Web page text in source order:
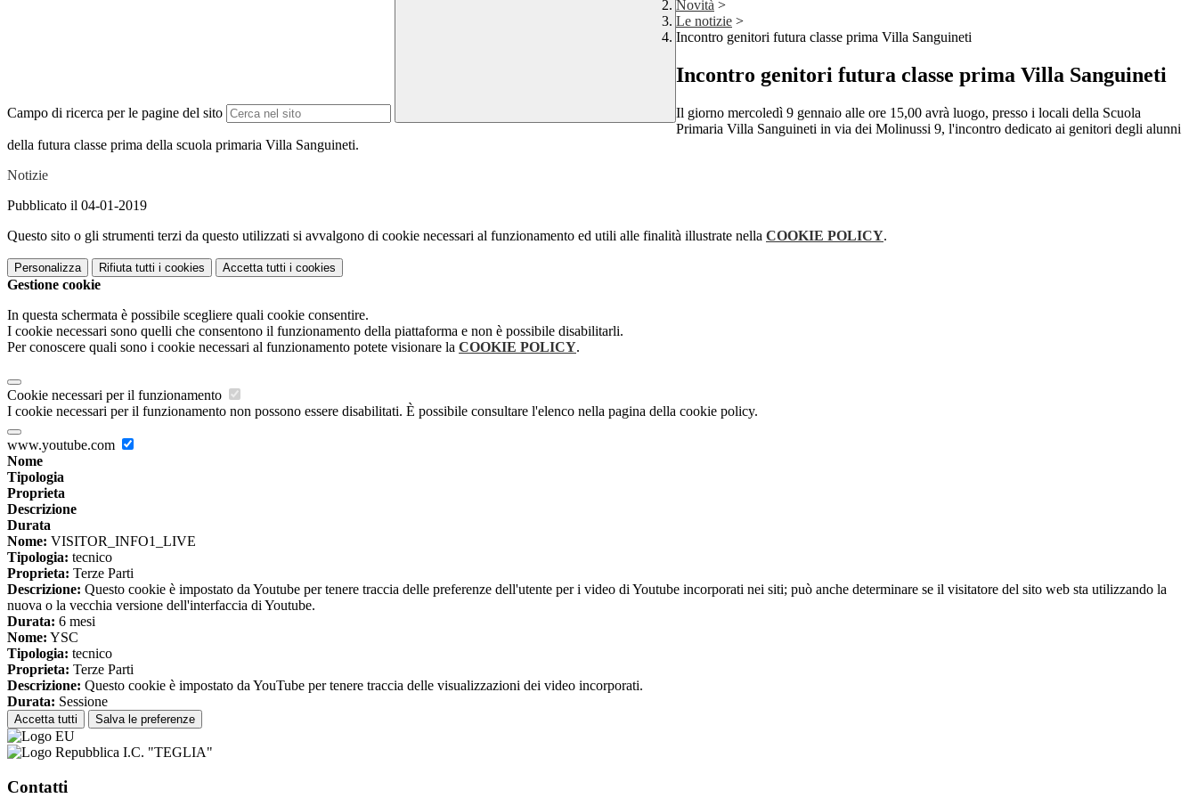
Campo di ricerca per le pagine del sito
Novità >
Le notizie >
Incontro genitori futura classe prima Villa Sanguineti
Incontro genitori futura classe prima Villa Sanguineti
Il giorno mercoledì 9 gennaio alle ore 15,00 avrà luogo, presso i locali della Scuola
Primaria Villa Sanguineti in via dei Molinussi 9, l'incontro dedicato ai genitori degli alunni
della futura classe prima della scuola primaria Villa Sanguineti.
Notizie
Pubblicato il 04-01-2019
Questo sito o gli strumenti terzi da questo utilizzati si avvalgono di cookie necessari al funzionamento ed utili alle finalità illustrate nella COOKIE POLICY.
Personalizza Rifiuta tutti i cookies Accetta tutti i cookies
Gestione cookie
In questa schermata è possibile scegliere quali cookie consentire.
I cookie necessari sono quelli che consentono il funzionamento della piattaforma e non è possibile disabilitarli.
Per conoscere quali sono i cookie necessari al funzionamento potete visionare la COOKIE POLICY.
Cookie necessari per il funzionamento
I cookie necessari per il funzionamento non possono essere disabilitati. È possibile consultare l'elenco nella pagina della cookie policy.
www.youtube.com
Nome
Tipologia
Proprieta
Descrizione
Durata
Nome: VISITOR_INFO1_LIVE
Tipologia: tecnico
Proprieta: Terze Parti
Descrizione: Questo cookie è impostato da Youtube per tenere traccia delle preferenze dell'utente per i video di Youtube incorporati nei siti; può anche determinare se il visitatore del sito web sta utilizzando la
nuova o la vecchia versione dell'interfaccia di Youtube.
Durata: 6 mesi
Nome: YSC
Tipologia: tecnico
Proprieta: Terze Parti
Descrizione: Questo cookie è impostato da YouTube per tenere traccia delle visualizzazioni dei video incorporati.
Durata: Sessione
Accetta tutti Salva le preferenze
I.C. "TEGLIA"
Contatti